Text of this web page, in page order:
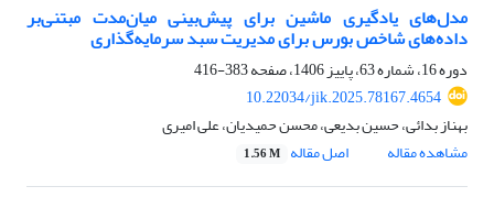
مدل‌های یادگیری ماشین برای پیش‌بینی میان‌مدت مبتنی‌بر
داده‌های شاخص بورس برای مدیریت سبد سرمایه‌گذاری
دوره 16، شماره 63، پاییز 1406، صفحه
383-416
10.22034/jik.2025.78167.4654
بهناز بدائی، حسین بدیعی، محسن حمیدیان، علی امیری
مشاهده مقاله
اصل مقاله 1.56 M